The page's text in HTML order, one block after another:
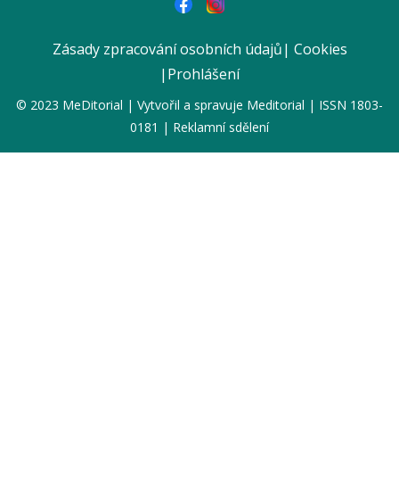
Zásady zpracování osobních údajů| Cookies
| Prohlášení
© 2023 MeDitorial | Vytvořil a spravuje Meditorial | ISSN 1803-
0181 | Reklamní sdělení